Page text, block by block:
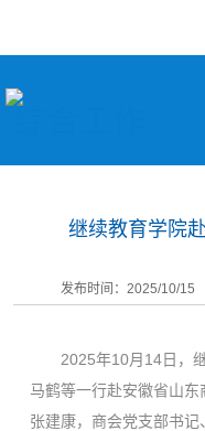
继续教育学院
发布时间：2025/10/15
2025年10月14日，
马鹤等一行赴安徽省山
张建康，商会党支部书